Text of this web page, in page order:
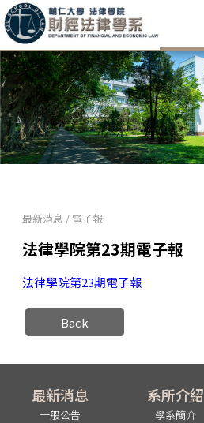
最新消息 / 電子報
法律學院第23期電子報
法律學院第23期電子報
Back
最新消息
一般公告
系所介紹
學系簡介